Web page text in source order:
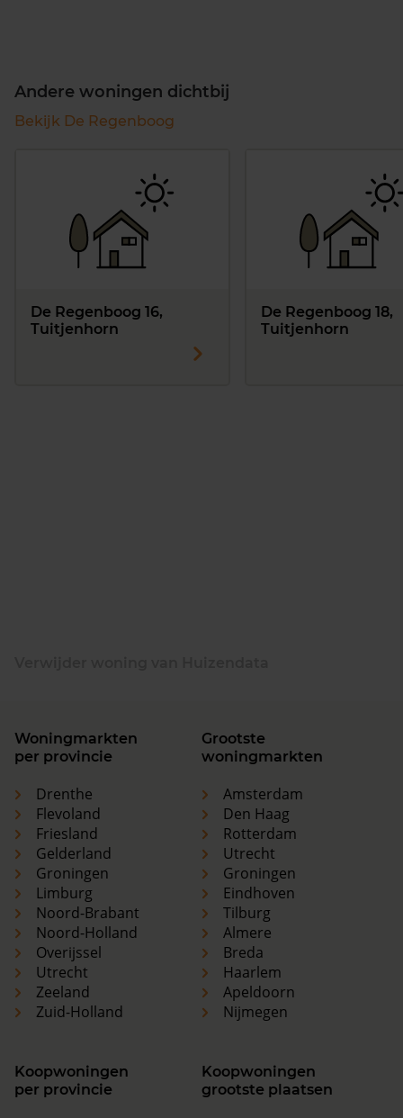
Andere woningen dichtbij
Bekijk De Regenboog
De Regenboog 16,
Tuitjenhorn
De Regenboog 18,
Tuitjenhorn
Woningmarkten
per provincie
Drenthe
Flevoland
Friesland
Gelderland
Groningen
Limburg
Noord-Brabant
Noord-Holland
Overijssel
Utrecht
Zeeland
Zuid-Holland
Grootste
woningmarkten
Amsterdam
Den Haag
Rotterdam
Utrecht
Groningen
Eindhoven
Tilburg
Almere
Breda
Haarlem
Apeldoorn
Nijmegen
Koopwoningen
per provincie
Koopwoningen
grootste plaatsen